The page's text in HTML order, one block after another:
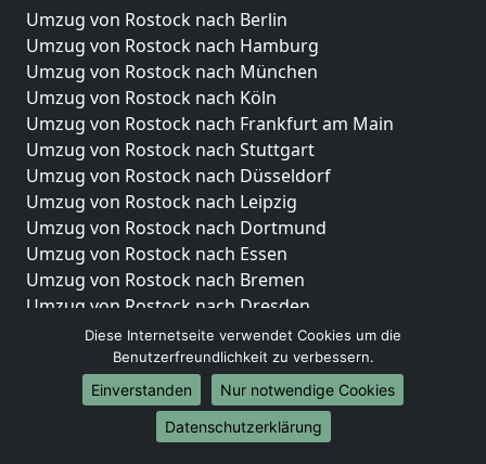
Umzug von Rostock nach Berlin
Umzug von Rostock nach Hamburg
Umzug von Rostock nach München
Umzug von Rostock nach Köln
Umzug von Rostock nach Frankfurt am Main
Umzug von Rostock nach Stuttgart
Umzug von Rostock nach Düsseldorf
Umzug von Rostock nach Leipzig
Umzug von Rostock nach Dortmund
Umzug von Rostock nach Essen
Umzug von Rostock nach Bremen
Umzug von Rostock nach Dresden
Umzug von Rostock nach Hannover
Umzug von Rostock nach Nürnberg
Umzug von Rostock nach Duisburg
Umzug von Rostock nach Bochum
Umzug von Rostock nach Wuppertal
Diese Internetseite verwendet Cookies um die
Benutzerfreundlichkeit zu verbessern.
Einverstanden
Nur notwendige Cookies
Datenschutzerklärung